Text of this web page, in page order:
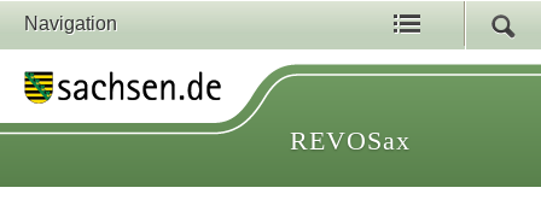
Navigation
REVOSax